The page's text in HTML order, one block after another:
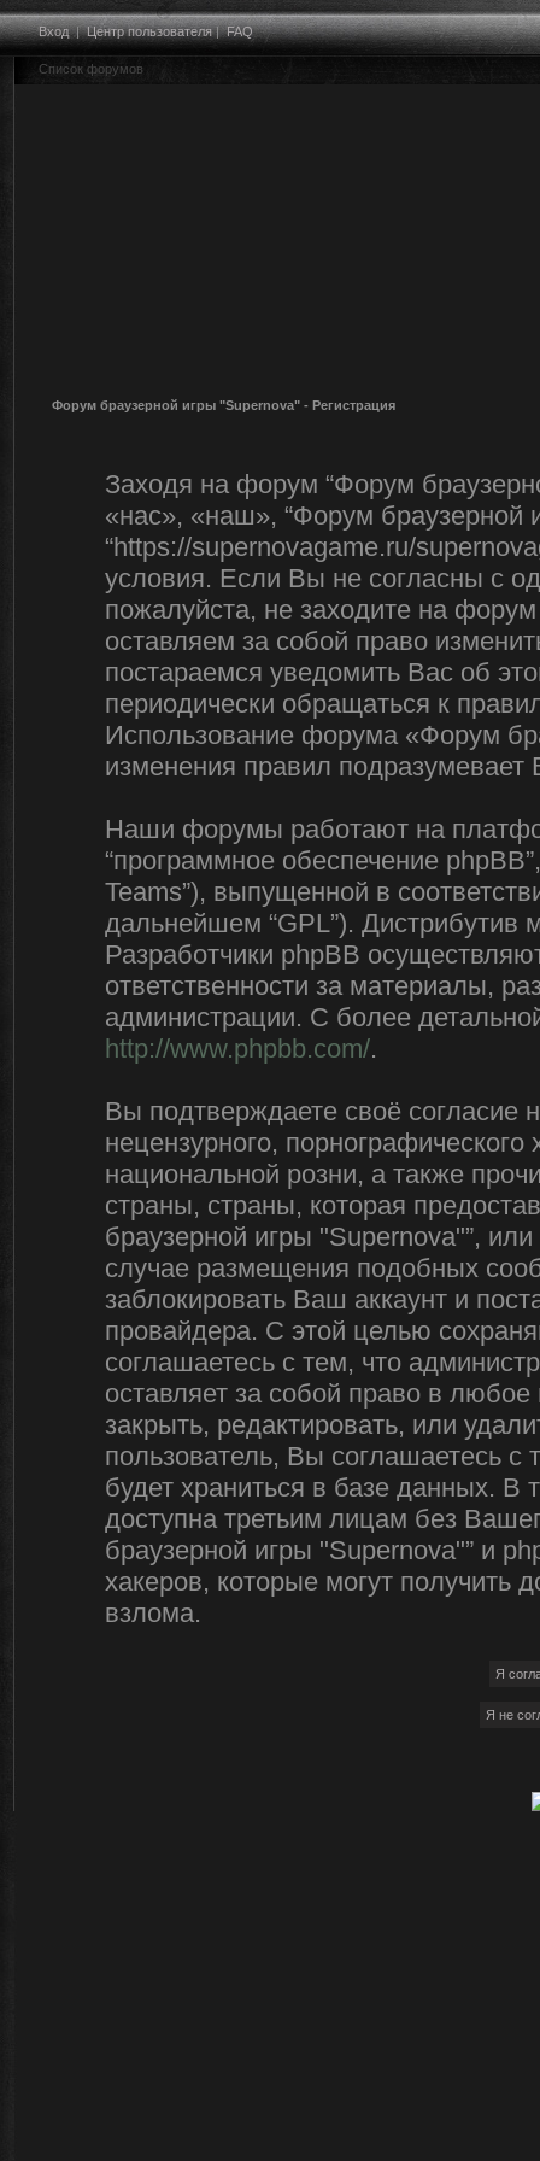
Вход|Центр пользователя|FAQ
Список форумов
Форум браузерной игры "Supernova" - Регистрация
Заходя на форум “Форум
«нас», «наш», “Форум браузерной
“https://supernovagame.ru/
условия. Если Вы не согласны с
пожалуйста, не заходите на
оставляем за собой право
постараемся уведомить Вас об
периодически обращаться к
Использование форума «Форум
изменения правил
Наши форумы работают на
“программное обеспечение
Teams”), выпущенной в
дальнейшем “GPL”). Дистрибутив
Разработчики phpBB
ответственности за материалы,
администрации. С более
http://www.phpbb.com/.
Вы подтверждаете своё согласие
нецензурного, порнографического
национальной розни, а также
страны, страны, которая
браузерной игры "Supernova"”,
случае размещения подобных
заблокировать Ваш аккаунт и
провайдера. С этой целью
соглашаетесь с тем, что
оставляет за собой право в
закрыть, редактировать, или
пользователь, Вы соглашаетесь
будет храниться в базе данных.
доступна третьим лицам без
браузерной игры "Supernova"” и
хакеров, которые могут получить
взлома.